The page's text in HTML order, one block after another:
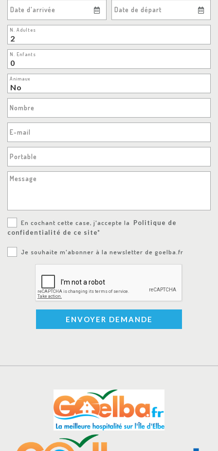
Date d'arrivée Date de départ
N. Adultes
N. Enfants
Animaux
Nombre
E-mail
Portable
Message
En cochant cette case, j'accepte la
Politique de
confidentialité de ce site*
Je souhaite m'abonner à la newsletter de goelba.fr
ENVOYER DEMANDE